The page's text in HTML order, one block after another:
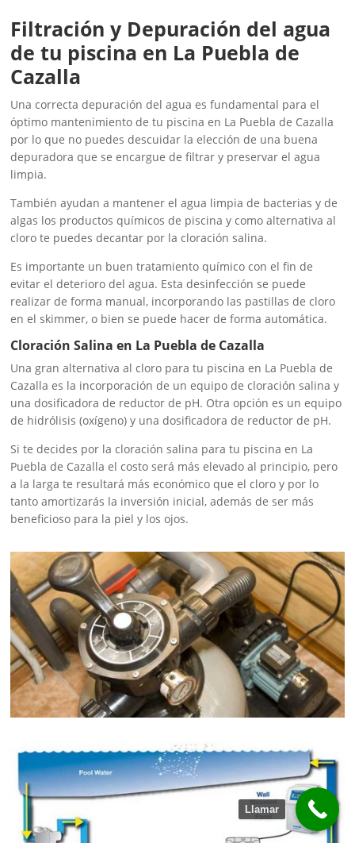
Filtración y Depuración del agua
de tu piscina en La Puebla de
Cazalla
Una correcta depuración del agua es fundamental para el
óptimo mantenimiento de tu piscina en La Puebla de Cazalla
por lo que no puedes descuidar la elección de una buena
depuradora que se encargue de filtrar y preservar el agua
limpia.
También ayudan a mantener el agua limpia de bacterias y de
algas los productos químicos de piscina y como alternativa al
cloro te puedes decantar por la cloración salina.
Es importante un buen tratamiento químico con el fin de
evitar el deterioro del agua. Esta desinfección se puede
realizar de forma manual, incorporando las pastillas de cloro
en el skimmer, o bien se puede hacer de forma automática.
Cloración Salina en La Puebla de Cazalla
Una gran alternativa al cloro para tu piscina en La Puebla de
Cazalla es la incorporación de un equipo de cloración salina y
una dosificadora de reductor de pH. Otra opción es un equipo
de hidrólisis (oxígeno) y una dosificadora de reductor de pH.
Si te decides por la cloración salina para tu piscina en La
Puebla de Cazalla el costo será más elevado al principio, pero
a la larga te resultará más económico que el cloro y por lo
tanto amortizarás la inversión inicial, además de ser más
beneficioso para la piel y los ojos.
Llamar